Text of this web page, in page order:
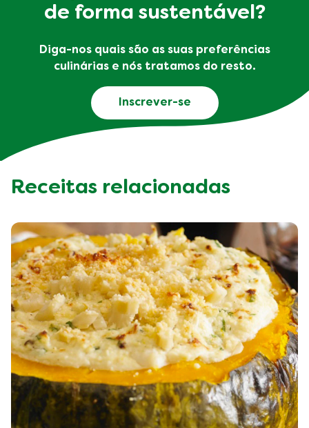
de forma sustentável?
Diga-nos quais são as suas preferências
culinárias e nós tratamos do resto.
Inscrever-se
Receitas relacionadas